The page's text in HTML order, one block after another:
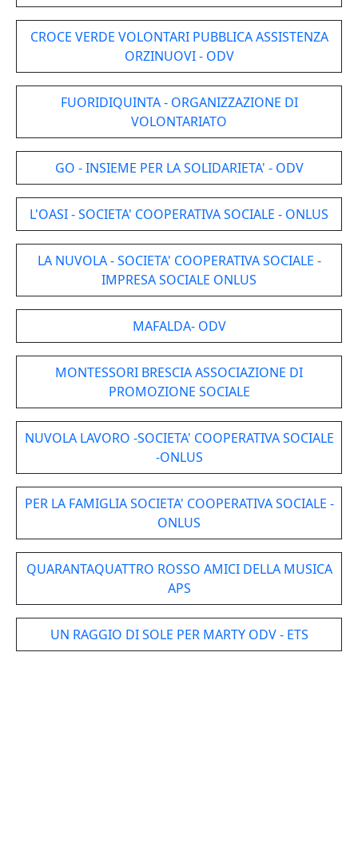
CROCE VERDE VOLONTARI PUBBLICA ASSISTENZA
ORZINUOVI - ODV
FUORIDIQUINTA - ORGANIZZAZIONE DI
VOLONTARIATO
GO - INSIEME PER LA SOLIDARIETA' - ODV
L'OASI - SOCIETA' COOPERATIVA SOCIALE - ONLUS
LA NUVOLA - SOCIETA' COOPERATIVA SOCIALE -
IMPRESA SOCIALE ONLUS
MAFALDA- ODV
MONTESSORI BRESCIA ASSOCIAZIONE DI
PROMOZIONE SOCIALE
NUVOLA LAVORO -SOCIETA' COOPERATIVA SOCIALE
-ONLUS
PER LA FAMIGLIA SOCIETA' COOPERATIVA SOCIALE -
ONLUS
QUARANTAQUATTRO ROSSO AMICI DELLA MUSICA
APS
UN RAGGIO DI SOLE PER MARTY ODV - ETS